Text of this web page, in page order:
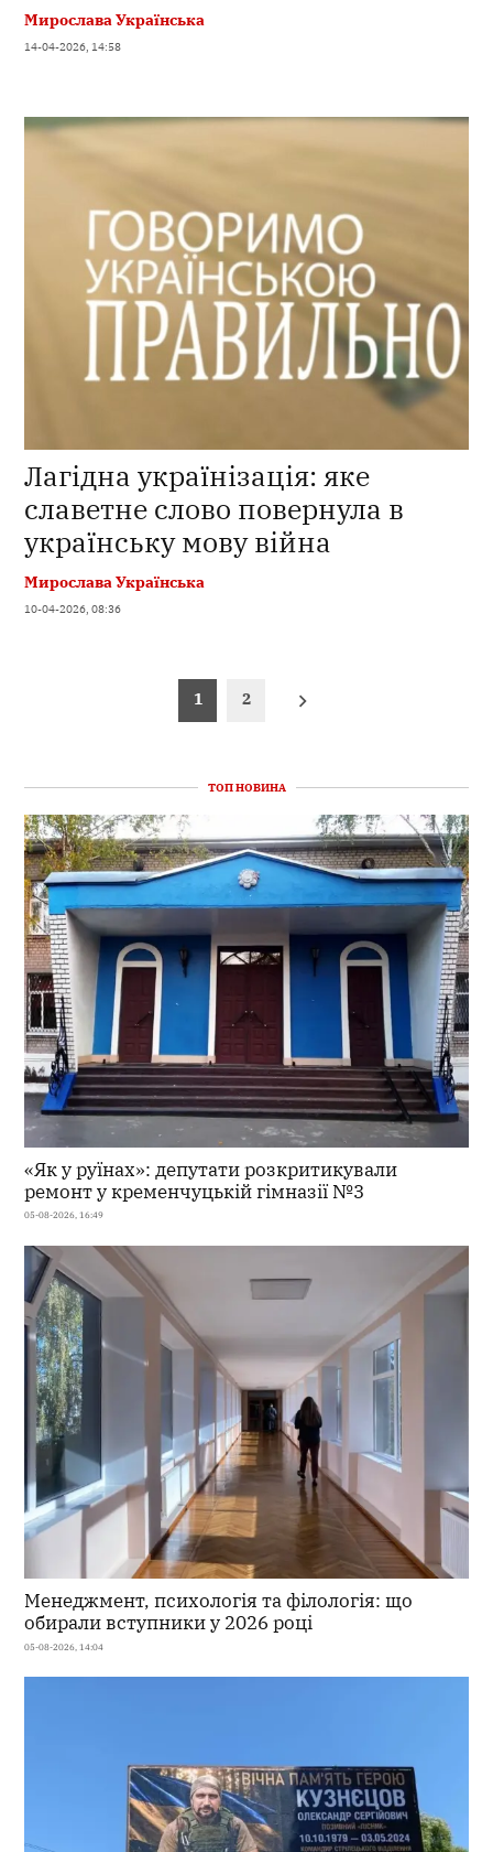
Мирослава Українська
14-04-2026, 14:58
Лагідна українізація: яке
славетне слово повернула в
українську мову війна
Мирослава Українська
10-04-2026, 08:36
1 2
ТОП НОВИНА
«Як у руїнах»: депутати розкритикували
ремонт у кременчуцькій гімназії №3
05-08-2026, 16:49
Менеджмент, психологія та філологія: що
обирали вступники у 2026 році
05-08-2026, 14:04